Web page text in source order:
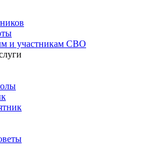
и участникам СВО